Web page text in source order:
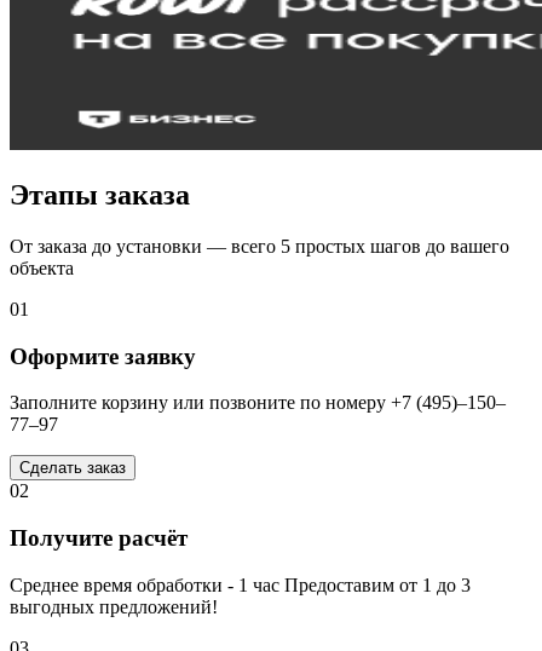
Этапы заказа
От заказа до установки — всего 5 простых шагов до вашего
объекта
01
Оформите заявку
Заполните корзину или позвоните по номеру +7 (495)–150–
77–97
Сделать заказ
02
Получите расчёт
Среднее время обработки - 1 час Предоставим от 1 до 3
выгодных предложений!